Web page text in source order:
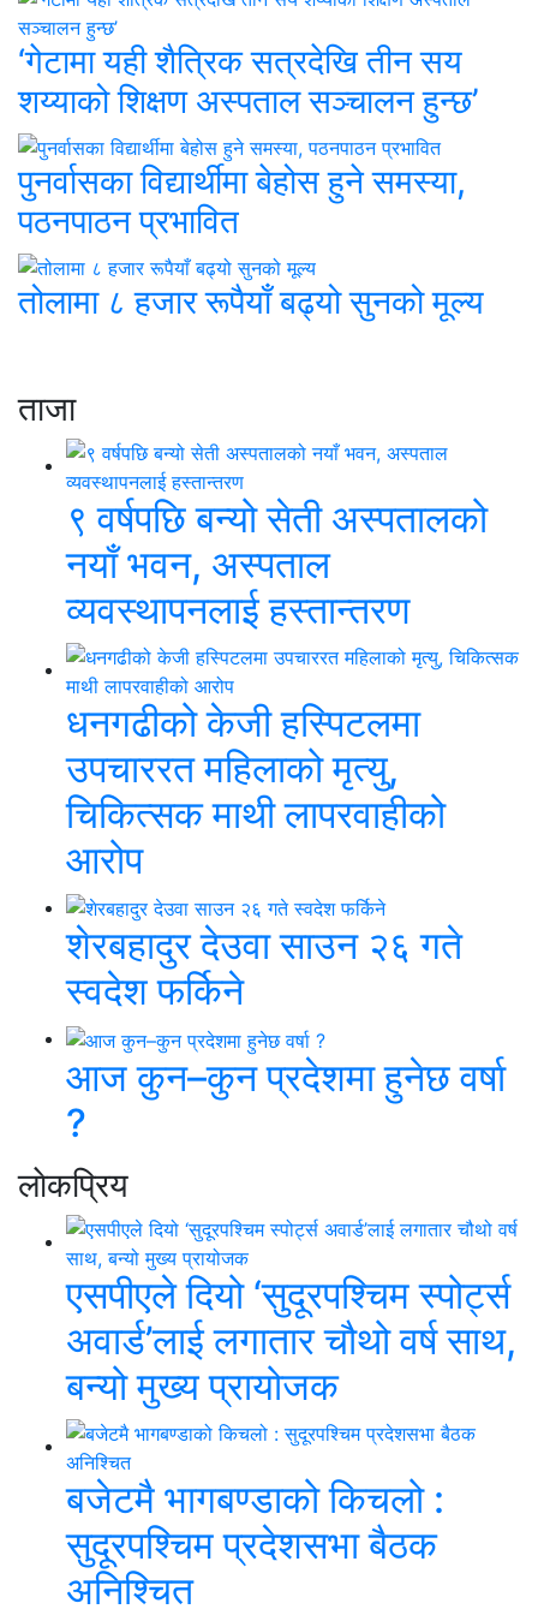
‘गेटामा यही शैत्रिक सत्रदेखि तीन सय
शय्याको शिक्षण अस्पताल सञ्चालन हुन्छ’
पुनर्वासका विद्यार्थीमा बेहोस हुने समस्या,
पठनपाठन प्रभावित
तोलामा ८ हजार रूपैयाँ बढ्यो सुनको मूल्य
ताजा
९ वर्षपछि बन्यो सेती अस्पतालको
नयाँ भवन, अस्पताल
व्यवस्थापनलाई हस्तान्तरण
धनगढीको केजी हस्पिटलमा
उपचाररत महिलाको मृत्यु,
चिकित्सक माथी लापरवाहीको
आरोप
शेरबहादुर देउवा साउन २६ गते
स्वदेश फर्किने
आज कुन–कुन प्रदेशमा हुनेछ वर्षा
?
लाेकप्रिय
एसपीएले दियो ‘सुदूरपश्चिम स्पोर्ट्स
अवार्ड’लाई लगातार चौथो वर्ष साथ,
बन्यो मुख्य प्रायोजक
बजेटमै भागबण्डाको किचलो :
सुदूरपश्चिम प्रदेशसभा बैठक
अनिश्चित